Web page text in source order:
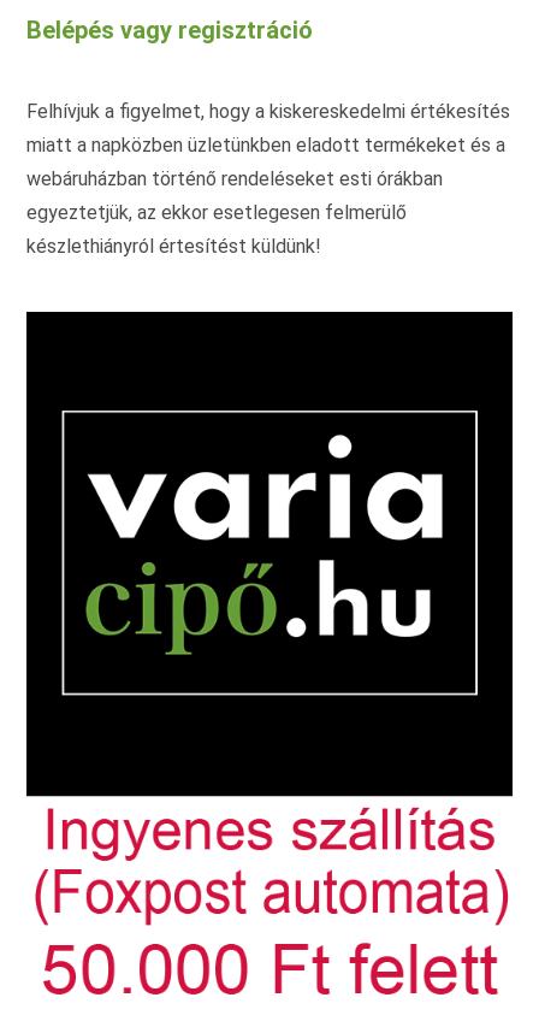
Belépés vagy regisztráció
Felhívjuk a figyelmet, hogy a kiskereskedelmi értékesítés
miatt a napközben üzletünkben eladott termékeket és a
webáruházban történő rendeléseket esti órákban
egyeztetjük, az ekkor esetlegesen felmerülő
készlethiányról értesítést küldünk!